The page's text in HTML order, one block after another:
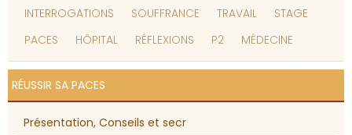
INTERROGATIONS
SOUFFRANCE TRAVAIL
STAGE
PACES
HÔPITAL RÉFLEXIONS P2 MÉDECINE
RÉUSSIR SA PACES
Présentation, Conseils et secr